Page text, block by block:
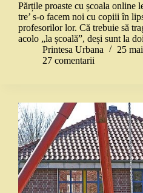
Părțile proaste cu școala online
tre’ s-o facem noi cu copiii în
profesorilor lor. Că trebuie să
acolo „la școală”, deși sunt la
Printesa Urbana
25
27 comentarii